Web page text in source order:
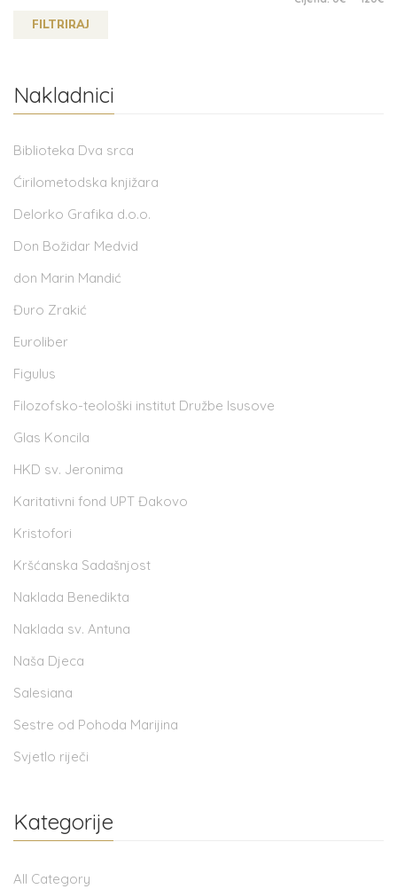
FILTRIRAJ
Nakladnici
Biblioteka Dva srca
Ćirilometodska knjižara
Delorko Grafika d.o.o.
Don Božidar Medvid
don Marin Mandić
Đuro Zrakić
Euroliber
Figulus
Filozofsko-teološki institut Družbe Isusove
Glas Koncila
HKD sv. Jeronima
Karitativni fond UPT Đakovo
Kristofori
Kršćanska Sadašnjost
Naklada Benedikta
Naklada sv. Antuna
Naša Djeca
Salesiana
Sestre od Pohoda Marijina
Svjetlo riječi
Kategorije
All Category